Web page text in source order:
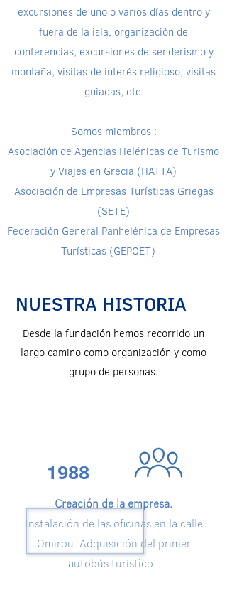
excursiones de uno o varios días dentro y
fuera de la isla, organización de
conferencias, excursiones de senderismo y
montaña, visitas de interés religioso, visitas
guiadas, etc.
Somos miembros :
Asociación de Agencias Helénicas de Turismo
y Viajes en Grecia (HATTA)
Asociación de Empresas Turísticas Griegas
(SETE)
Federación General Panhelénica de Empresas
Turísticas (GEPOET)
NUESTRA HISTORIA
Desde la fundación hemos recorrido un
largo camino como organización y como
grupo de personas.
Creación de la empresa.
Instalación de las oficinas en la calle
Omirou. Adquisición del primer
autobús turístico.
1988